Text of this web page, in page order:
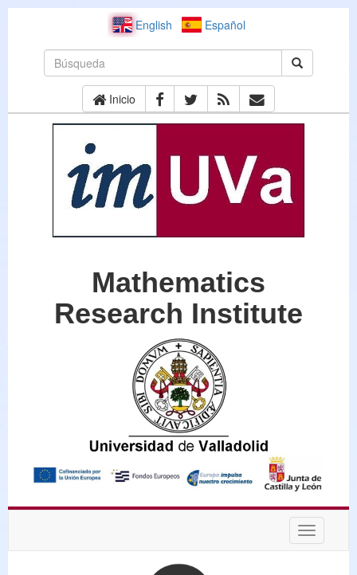
English Español
Inicio
Mathematics
Research Institute
Desplegar